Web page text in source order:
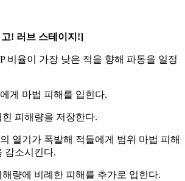
! 러브 스테이지!]
비율이 가장 낮은 적을 향해 파동을 일정
게 마법 피해를 입힌다.
피해량을 저장한다.
열기가 폭발해 적들에게 범위 마법 피해
감소시킨다.
량에 비례한 피해를 추가로 입힌다.